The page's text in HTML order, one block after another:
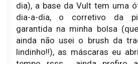
dia), a base da Vult tem uma
dia-a-dia, o corretivo da
garantida na minha bolsa
ainda não usei o brush da
lindinho!!), as máscaras eu